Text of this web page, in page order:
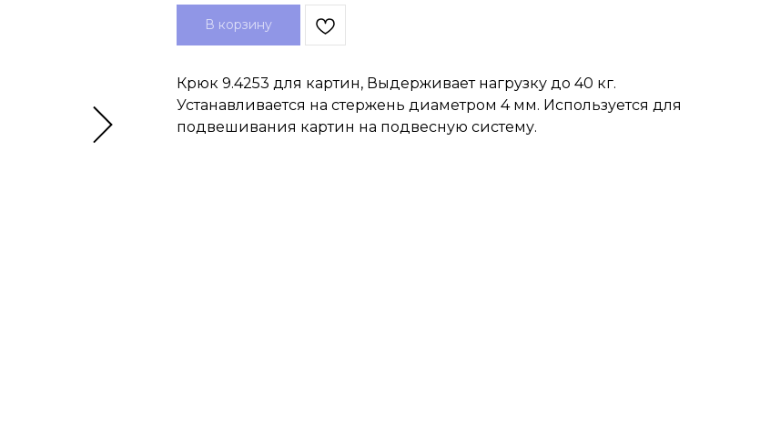
В корзину
Крюк 9.4253 для картин, Выдерживает нагрузку до 40 кг.
Устанавливается на стержень диаметром 4 мм. Используется для
подвешивания картин на подвесную систему.